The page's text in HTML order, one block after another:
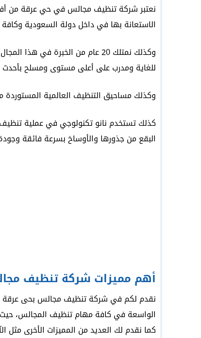
نعتبر شركة تنظيف مجالس في حي عرقة من
الاستعانة بها في داخل دولة السعودية
وكذلك نمتلك 20 عام من الخبرة
للغاية ومدرب على أعلى مستوى ومسلح
وكذلك مساحيق التنظيف العالمية المستوردة
كذلك تستخدم نانو تكنولوجي في عملية
البقع من جذورها والأوساخ بسرعة فائقة
أهم مميزات شركة تنظيف
نقدم لكم في شركة تنظيف مجالس بحى عرقة
الواسعة في كافة مهام تنظيف المجالس، حيث
كما نقدم لك العديد من المميزات الأخرى مثل